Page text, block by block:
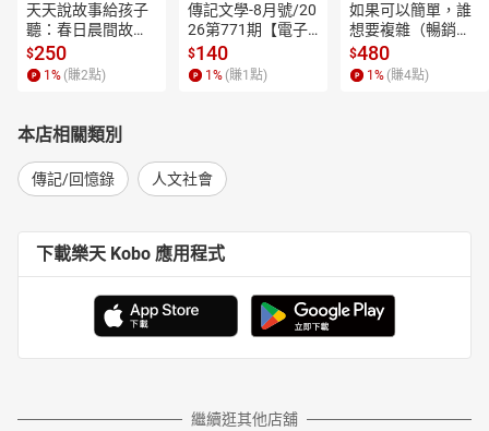
天天說故事給孩子
聽：春日晨間故事
【有聲書】
$250
1 % (賺2點)
傳記文學-8月號/20
26第771期【電子
書】
$140
1 % (賺1 點)
如果可以簡單，誰
想要複雜（暢銷經
典新編版）【電子
書】
$480
1 % (賺4點)
本店相關類別
傳記/回憶錄 人文社會
下載樂天 Kobo 應用程式
繼續逛其他店舖